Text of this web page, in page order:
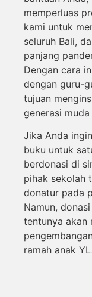
memperluas
kami untuk
seluruh Bali,
panjang
Dengan cara
dengan guru-
tujuan
generasi
Jika Anda
buku untuk
berdonasi di
pihak sekolah
donatur pada
Namun,
tentunya akan
ramah anak